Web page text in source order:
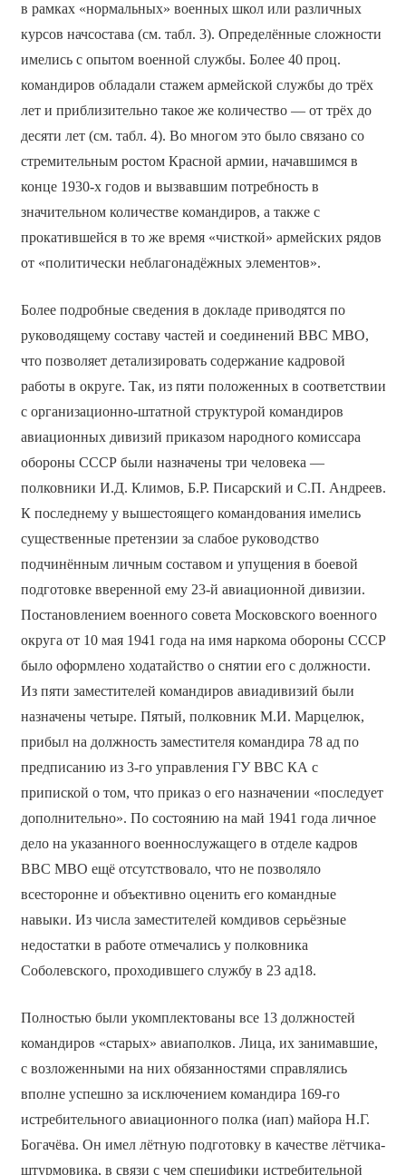
в рамках «нормальных» военных школ или различных
курсов начсостава (см. табл. 3). Определённые сложности
имелись с опытом военной службы. Более 40 проц.
командиров обладали стажем армейской службы до трёх
лет и приблизительно такое же количество — от трёх до
десяти лет (см. табл. 4). Во многом это было связано со
стремительным ростом Красной армии, начавшимся в
конце 1930-х годов и вызвавшим потребность в
значительном количестве командиров, а также с
прокатившейся в то же время «чисткой» армейских рядов
от «политически неблагонадёжных элементов».
Более подробные сведения в докладе приводятся по
руководящему составу частей и соединений ВВС МВО,
что позволяет детализировать содержание кадровой
работы в округе. Так, из пяти положенных в соответствии
с организационно-штатной структурой командиров
авиационных дивизий приказом народного комиссара
обороны СССР были назначены три человека —
полковники И.Д. Климов, Б.Р. Писарский и С.П. Андреев.
К последнему у вышестоящего командования имелись
существенные претензии за слабое руководство
подчинённым личным составом и упущения в боевой
подготовке вверенной ему 23-й авиационной дивизии.
Постановлением военного совета Московского военного
округа от 10 мая 1941 года на имя наркома обороны СССР
было оформлено ходатайство о снятии его с должности.
Из пяти заместителей командиров авиадивизий были
назначены четыре. Пятый, полковник М.И. Марцелюк,
прибыл на должность заместителя командира 78 ад по
предписанию из 3-го управления ГУ ВВС КА с
припиской о том, что приказ о его назначении «последует
дополнительно». По состоянию на май 1941 года личное
дело на указанного военнослужащего в отделе кадров
ВВС МВО ещё отсутствовало, что не позволяло
всесторонне и объективно оценить его командные
навыки. Из числа заместителей комдивов серьёзные
недостатки в работе отмечались у полковника
Соболевского, проходившего службу в 23 ад18.
Полностью были укомплектованы все 13 должностей
командиров «старых» авиаполков. Лица, их занимавшие,
с возложенными на них обязанностями справлялись
вполне успешно за исключением командира 169-го
истребительного авиационного полка (иап) майора Н.Г.
Богачёва. Он имел лётную подготовку в качестве лётчика-
штурмовика, в связи с чем специфики истребительной